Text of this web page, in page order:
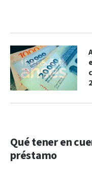
Qué tener en
préstamo